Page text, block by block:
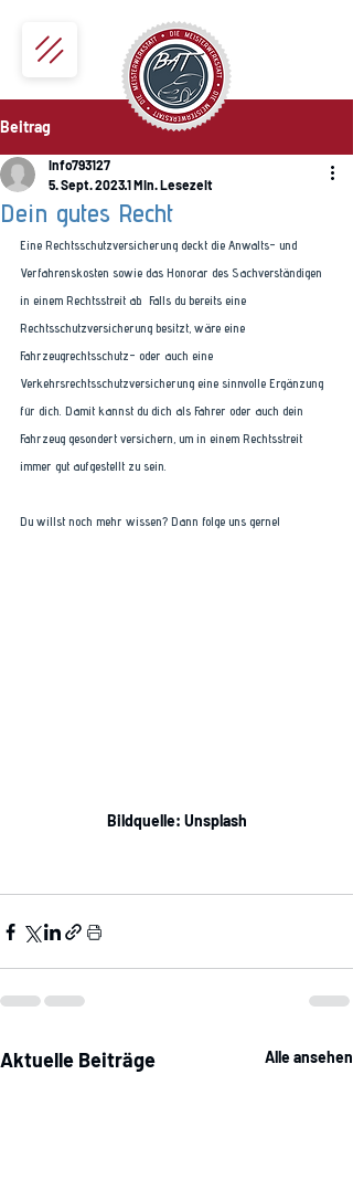
Beitrag
Dein gutes Recht
info793127
5. Sept. 20231 Min. Lesezeit
Eine Rechtsschutzversicherung deckt die Anwalts- und
Verfahrenskosten sowie das Honorar des Sachverständigen
in einem Rechtsstreit ab.  Falls du bereits eine
Rechtsschutzversicherung besitzt, wäre eine
Fahrzeugrechtsschutz- oder auch eine
Verkehrsrechtsschutzversicherung eine sinnvolle Ergänzung
für dich. Damit kannst du dich als Fahrer oder auch dein
Fahrzeug gesondert versichern, um in einem Rechtsstreit
immer gut aufgestellt zu sein.
Du willst noch mehr wissen? Dann folge uns gerne!
Bildquelle: Unsplash
Aktuelle Beiträge Alle ansehen